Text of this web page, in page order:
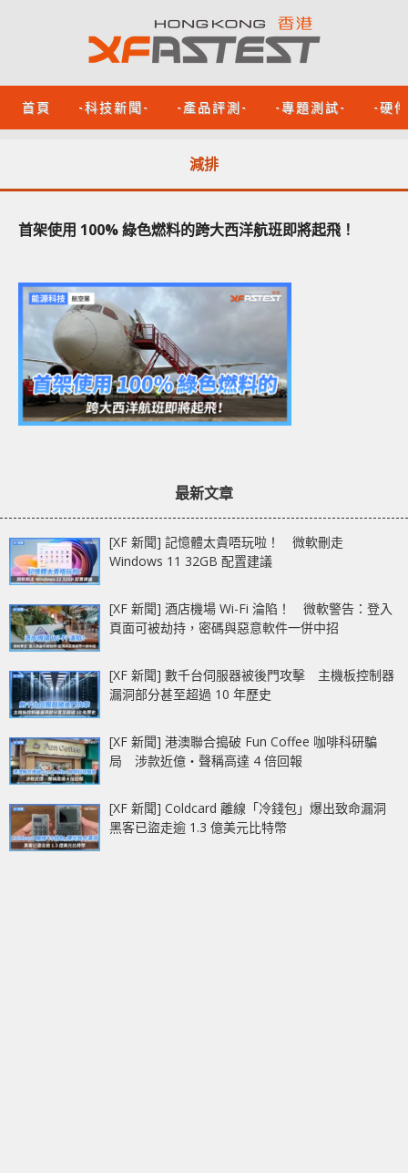
首頁 -科技新聞- -產品評測- -專題測試- -硬
減排
首架使用 100% 綠色燃料的跨大西洋航班即將起飛！
最新文章
[XF 新聞] 記憶體太貴唔玩啦！ 微軟刪走
Windows 11 32GB 配置建議
[XF 新聞] 酒店機場 Wi-Fi 淪陷！ 微軟警告：登入
頁面可被劫持，密碼與惡意軟件一併中招
[XF 新聞] 數千台伺服器被後門攻擊 主機板控制器
漏洞部分甚至超過 10 年歷史
[XF 新聞] 港澳聯合搗破 Fun Coffee 咖啡科研騙
局 涉款近億‧聲稱高達 4 倍回報
[XF 新聞] Coldcard 離線「冷錢包」爆出致命漏洞
黑客已盜走逾 1.3 億美元比特幣